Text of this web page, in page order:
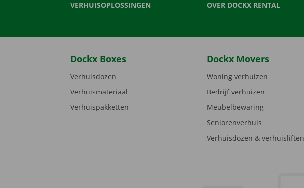
VERHUISOPLOSSINGEN
OVER DOCKX RENTAL
Dockx Boxes
Verhuisdozen
Verhuismateriaal
Verhuispakketten
Dockx Movers
Woning verhuizen
Bedrijf verhuizen
Meubelbewaring
Seniorenverhuis
Verhuisdozen & verhuisliften